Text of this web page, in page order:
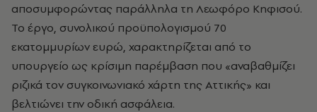
αποσυμφορώντας παράλληλα τη Λεωφόρο Κηφισού.
Το έργο, συνολικού προϋπολογισμού 70
εκατομμυρίων ευρώ, χαρακτηρίζεται από το
υπουργείο ως κρίσιμη παρέμβαση που «αναβαθμίζει
ριζικά τον συγκοινωνιακό χάρτη της Αττικής» και
βελτιώνει την οδική ασφάλεια.